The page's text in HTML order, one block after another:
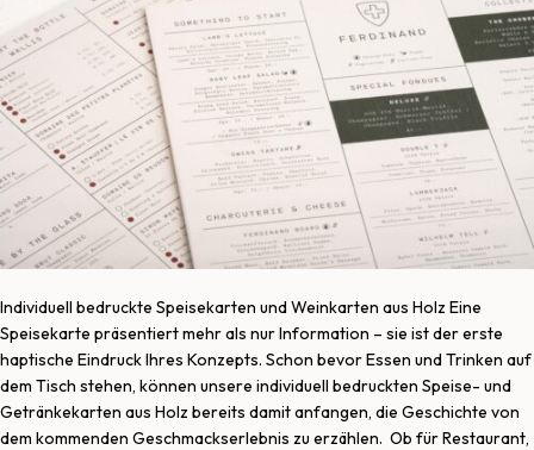
Individuell bedruckte Speisekarten und Weinkarten aus Holz Eine
Speisekarte präsentiert mehr als nur Information – sie ist der erste
haptische Eindruck Ihres Konzepts. Schon bevor Essen und Trinken auf
dem Tisch stehen, können unsere individuell bedruckten Speise- und
Getränkekarten aus Holz bereits damit anfangen, die Geschichte von
dem kommenden Geschmackserlebnis zu erzählen. Ob für Restaurant,